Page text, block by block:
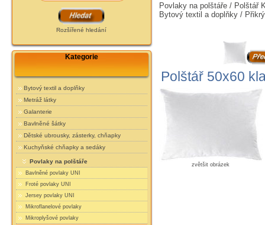
Rozšířené hledání
Kategorie
Bytový textil a doplňky
Metráž látky
Galanterie
Bavlněné šátky
Dětské ubrousky, zásterky, chňapky
Kuchyňské chňapky a sedáky
Povlaky na polštáře
Bavlněné povlaky UNI
Froté povlaky UNI
Jersey povlaky UNI
Mikroflanelové povlaky
Mikroplyšové povlaky
Povlaky na polštáře / Polštář
Bytový textil a doplňky /
Polštář 50x60
zvětšit obrázek